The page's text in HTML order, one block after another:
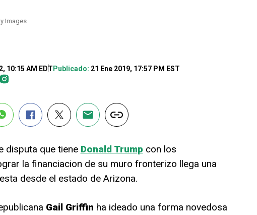
Images
10:15 AM EDT Publicado: 21 Ene 2019, 17:57 PM EST
disputa que tiene Donald Trump con los
la financiacion de su muro fronterizo llega una
desde el estado de Arizona.
Gail Griffin ha ideado una forma novedosa